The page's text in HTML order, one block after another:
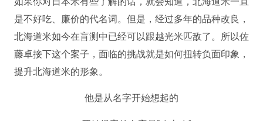
是不好吃、廉价的代名词。但是，经过多年的品种改良，
北海道米如今在盲测中已经可以跟越光米匹敌了。所以佐
藤卓接下这个案子，面临的挑战就是如何扭转负面印象，
提升北海道米的形象。
他是从名字开始想起的